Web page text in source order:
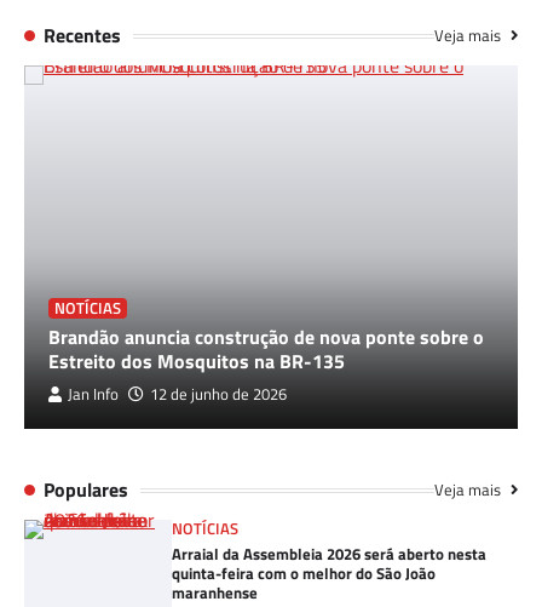
Recentes Veja mais
NOTÍCIAS
Brandão anuncia construção de nova ponte sobre o
Estreito dos Mosquitos na BR-135
Jan Info 12 de junho de 2026
Populares Veja mais
NOTÍCIAS
Arraial da Assembleia 2026 será aberto nesta
quinta-feira com o melhor do São João
maranhense